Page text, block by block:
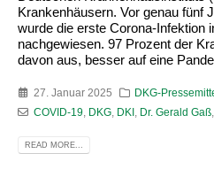
Krankenhäusern. Vor genau fünf
wurde die erste Corona-Infektion
nachgewiesen. 97 Prozent der
davon aus, besser auf eine
27. Januar 2025
DKG-
COVID-19, DKG, DKI Dr. Gerald Gaß,
READ MORE...